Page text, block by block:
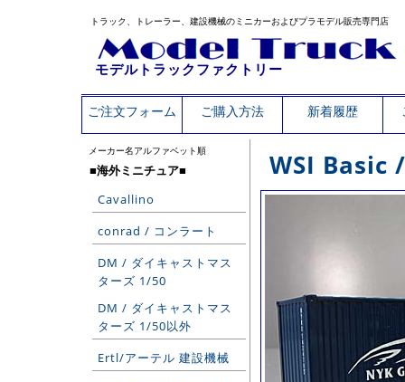
トラック、トレーラー、建設機械のミニカーおよびプラモデル販売専門店
モデルトラックファクトリー
ご注文フォーム ご購入方法 新着履歴
メーカー名アルファベット順
■海外ミニチュア■
Cavallino
conrad / コンラート
DM / ダイキャストマス
ターズ 1/50
DM / ダイキャストマス
ターズ 1/50以外
Ertl/アーテル 建設機械
WSI Basic